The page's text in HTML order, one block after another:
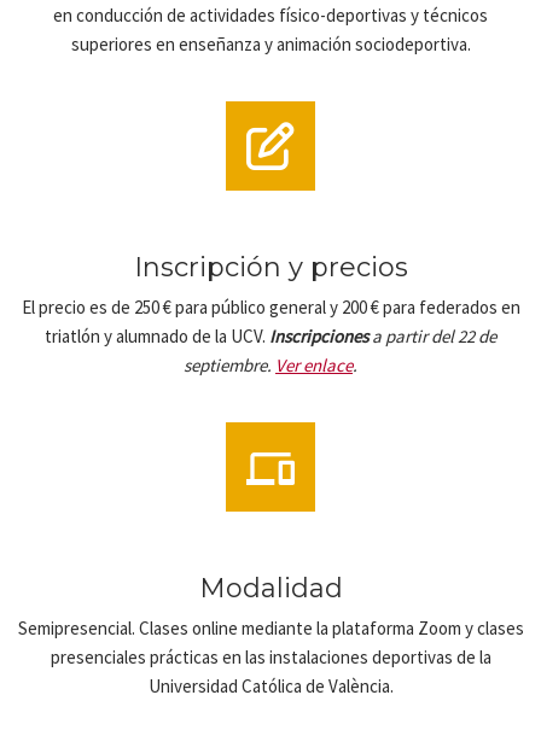
en conducción de actividades físico-deportivas y técnicos
superiores en enseñanza y animación sociodeportiva.
Inscripción y precios
El precio es de 250 € para público general y 200 € para federados en
triatlón y alumnado de la UCV. Inscripcionesa partir del 22 de
septiembre. Ver enlace.
Modalidad
Semipresencial. Clases online mediante la plataforma Zoom y clases
presenciales prácticas en las instalaciones deportivas de la
Universidad Católica de València.